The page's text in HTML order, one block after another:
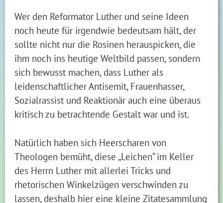
Wer den Reformator Luther und seine Ideen
noch heute für irgendwie bedeutsam hält, der
sollte nicht nur die Rosinen herauspicken, die
ihm noch ins heutige Weltbild passen, sondern
sich bewusst machen, dass Luther als
leidenschaftlicher Antisemit, Frauenhasser,
Sozialrassist und Reaktionär auch eine überaus
kritisch zu betrachtende Gestalt war und ist.
Natürlich haben sich Heerscharen von
Theologen bemüht, diese „Leichen“ im Keller
des Herrn Luther mit allerlei Tricks und
rhetorischen Winkelzügen verschwinden zu
lassen, deshalb hier eine kleine Zitatesammlung